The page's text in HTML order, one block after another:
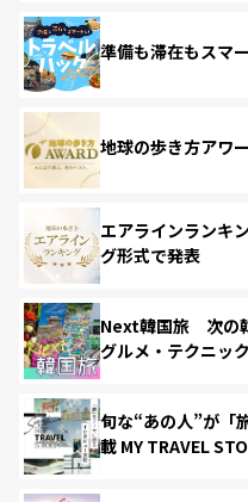
準備も滞在もスマ
地球の歩き方アワ
エアラインランキ
グ形式で発表
Next韓国旅 次の
グルメ・テクニック
旬な“あの人”が「
載 MY TRAVEL